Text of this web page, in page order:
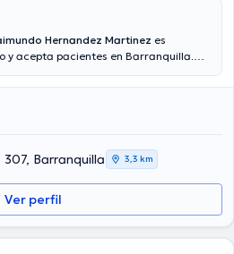
Hernandez Martinez es
y acepta pacientes en Barranquilla.
área de especialidad. El Dr. cuenta con
miembro de diversas asociaciones
Martinez ha cooperado en
la meta de tener una formación
y ha compartido
resaltar que, el doctor puede hablar
Barranquilla 3,3 km
Ver perfil